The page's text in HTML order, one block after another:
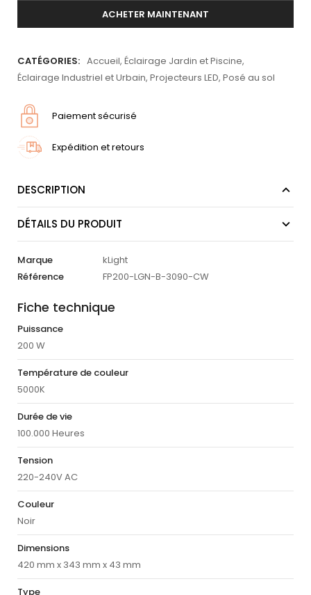
ACHETER MAINTENANT
CATÉGORIES: Accueil, Éclairage Jardin et Piscine,
Éclairage Industriel et Urbain, Projecteurs LED, Posé au sol
Paiement sécurisé
Expédition et retours
DESCRIPTION
DÉTAILS DU PRODUIT
Marque
kLight
Référence
FP200-LGN-B-3090-CW
Fiche technique
Puissance
200 W
Température de couleur
5000K
Durée de vie
100.000 Heures
Tension
220-240V AC
Couleur
Noir
Dimensions
420 mm x 343 mm x 43 mm
Type